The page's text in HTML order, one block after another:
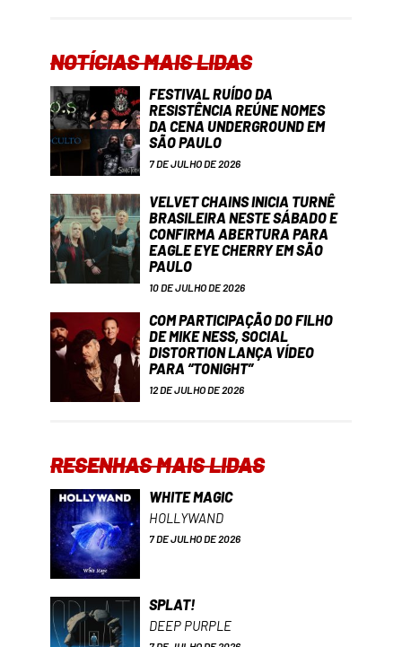
NOTÍCIAS MAIS LIDAS
FESTIVAL RUÍDO DA
RESISTÊNCIA REÚNE NOMES
DA CENA UNDERGROUND EM
SÃO PAULO
7 DE JULHO DE 2026
VELVET CHAINS INICIA TURNÊ
BRASILEIRA NESTE SÁBADO E
CONFIRMA ABERTURA PARA
EAGLE EYE CHERRY EM SÃO
PAULO
10 DE JULHO DE 2026
COM PARTICIPAÇÃO DO FILHO
DE MIKE NESS, SOCIAL
DISTORTION LANÇA VÍDEO
PARA “TONIGHT”
12 DE JULHO DE 2026
RESENHAS MAIS LIDAS
WHITE MAGIC
HOLLYWAND
7 DE JULHO DE 2026
SPLAT!
DEEP PURPLE